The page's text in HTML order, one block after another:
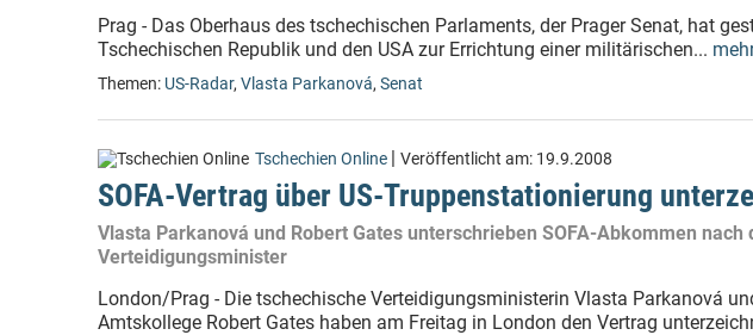
Prag - Das Oberhaus des tschechischen Parlaments, der Prager Senat, hat
Tschechischen Republik und den USA zur Errichtung einer militärischen...
Themen: US-Radar, Vlasta Parkanová, Senat
Tschechien Online | Veröffentlicht am: 19.9.2008
SOFA-Vertrag über US-Truppenstationierung
Vlasta Parkanová und Robert Gates unterschrieben SOFA-Abkommen nach
Verteidigungsminister
London/Prag - Die tschechische Verteidigungsministerin Vlasta Parkanová
Amtskollege Robert Gates haben am Freitag in London den Vertrag